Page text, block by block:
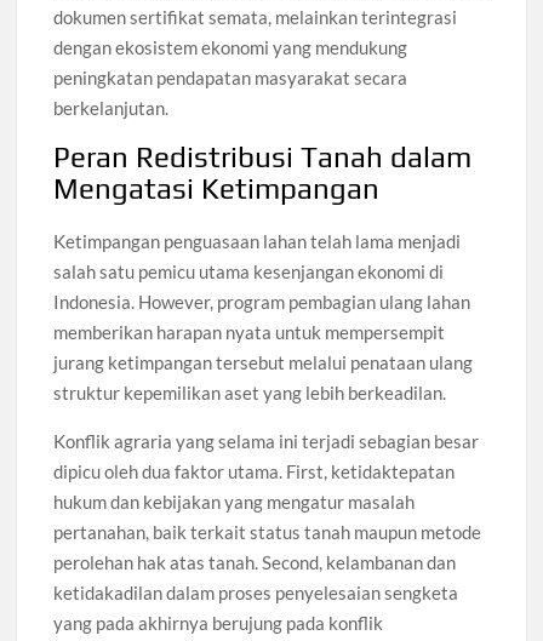
dokumen sertifikat semata, melainkan terintegrasi
dengan ekosistem ekonomi yang mendukung
peningkatan pendapatan masyarakat secara
berkelanjutan.
Peran Redistribusi Tanah dalam
Mengatasi Ketimpangan
Ketimpangan penguasaan lahan telah lama menjadi
salah satu pemicu utama kesenjangan ekonomi di
Indonesia. However, program pembagian ulang lahan
memberikan harapan nyata untuk mempersempit
jurang ketimpangan tersebut melalui penataan ulang
struktur kepemilikan aset yang lebih berkeadilan.
Konflik agraria yang selama ini terjadi sebagian besar
dipicu oleh dua faktor utama. First, ketidaktepatan
hukum dan kebijakan yang mengatur masalah
pertanahan, baik terkait status tanah maupun metode
perolehan hak atas tanah. Second, kelambanan dan
ketidakadilan dalam proses penyelesaian sengketa
yang pada akhirnya berujung pada konflik